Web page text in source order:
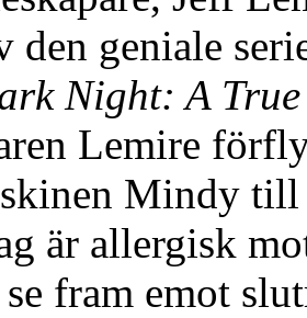
den geniale
Night: A
Lemire
Mindy till
är allergisk
fram emot